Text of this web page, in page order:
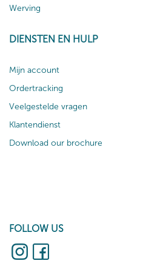
Werving
DIENSTEN EN HULP
Mijn account
Ordertracking
Veelgestelde vragen
Klantendienst
Download our brochure
FOLLOW US